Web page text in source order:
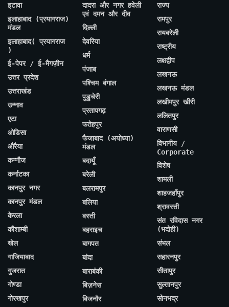
इटावा
इलाहाबाद (प्रयागराज)
मंडल
इलाहाबाद( प्रयागराज
)
ई-पेपर / ई-मैगज़ीन
उत्तर प्रदेश
उत्तराखंड
उन्नाव
एटा
ओडिसा
औरैया
कन्नौज
कर्नाटका
कानपुर नगर
कानपुर मंडल
केरला
कौशाम्बी
खेल
गाजियाबाद
गुजरात
गोण्डा
गोरखपुर
दादरा और नगर हवेली
एवं दमन और दीव
दिल्ली
देवरिया
धर्म
पंजाब
पश्चिम बंगाल
पुडुचेरी
प्रतापगढ़
फतेहपुर
फैजाबाद (अयोध्या)
मंडल
बदायूँ
बरेली
बलरामपुर
बलिया
बस्ती
बहराइच
बागपत
बांदा
बाराबंकी
बिज़नेस
बिजनौर
राज्य
रामपुर
रायबरेली
राष्ट्रीय
लक्षद्वीप
लखनऊ
लखनऊ मंडल
लखीमपुर खीरी
ललितपुर
वाराणसी
विभागीय /
Corporate
विशेष
शामली
शाहजहाँपुर
श्रावस्ती
संत रविदास नगर
(भदोही)
संभल
सहारनपुर
सीतापुर
सुल्तानपुर
सोनभद्र